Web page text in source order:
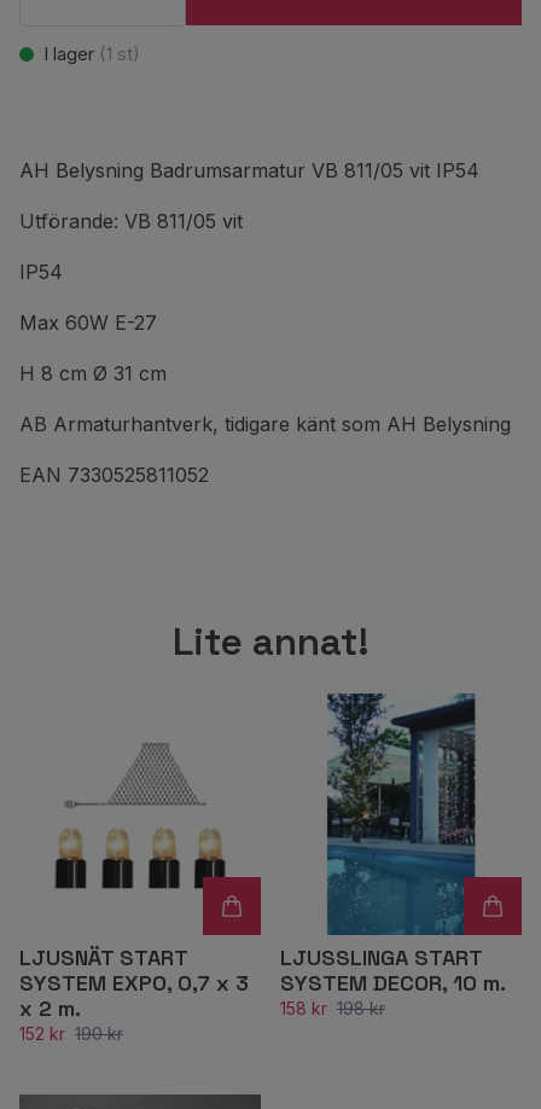
I lager (1 st)
AH Belysning Badrumsarmatur VB 811/05 vit IP54
Utförande: VB 811/05 vit
IP54
Max 60W E-27
H 8 cm Ø 31 cm
AB Armaturhantverk, tidigare känt som AH Belysning
EAN 7330525811052
Lite annat!
LJUSNÄT START
SYSTEM EXPO, 0,7 x 3
x 2 m.
152 kr 190 kr
LJUSSLINGA START
SYSTEM DECOR, 10 m.
158 kr 198 kr